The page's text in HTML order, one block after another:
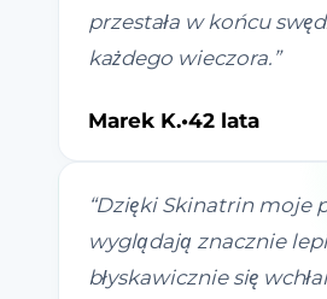
przestała w końcu
każdego wieczora. ”
Marek K.•42 lata
“Dzięki Skinatrin moje
wyglądają znacznie
błyskawicznie się